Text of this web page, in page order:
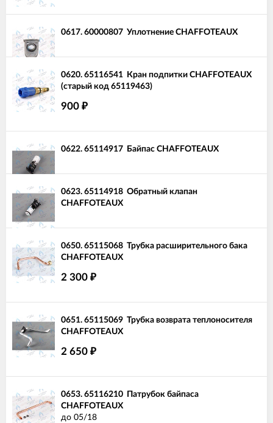
0617. 60000807 Уплотнение CHAFFOTEAUX
0620. 65116541 Кран подпитки CHAFFOTEAUX
(старый код 65119463)
900 ₽
0622. 65114917 Байпас CHAFFOTEAUX
0623. 65114918 Обратный клапан
CHAFFOTEAUX
0650. 65115068 Трубка расширительного бака
CHAFFOTEAUX
2 300 ₽
0651. 65115069 Трубка возврата теплоносителя
CHAFFOTEAUX
2 650 ₽
0653. 65116210 Патрубок байпаса
CHAFFOTEAUX
до 05/18